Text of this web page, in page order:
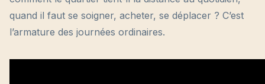
quand il faut se soigner, acheter, se déplacer ? C’est
l’armature des journées ordinaires.